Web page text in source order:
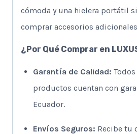
cómoda y una hielera portátil
comprar accesorios
¿Por Qué Comprar en
Garantía de Calidad:
productos cuentan con
Ecuador.
Envíos Seguros: Recibe tu